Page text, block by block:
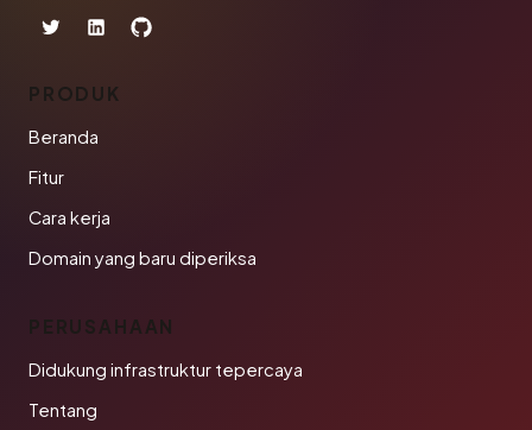
PRODUK
Beranda
Fitur
Cara kerja
Domain yang baru diperiksa
PERUSAHAAN
Didukung infrastruktur tepercaya
Tentang